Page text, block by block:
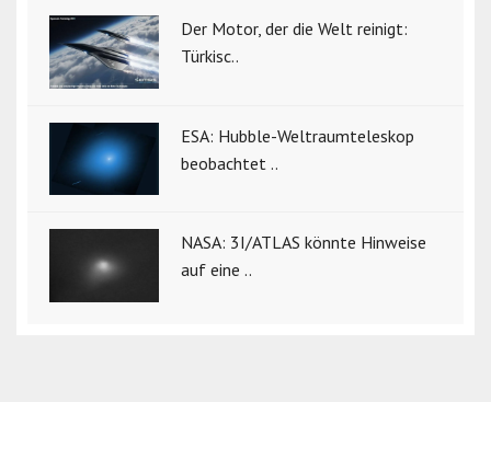
Der Motor, der die Welt reinigt:
Türkisc..
ESA: Hubble-Weltraumteleskop
beobachtet ..
NASA: 3I/ATLAS könnte Hinweise
auf eine ..